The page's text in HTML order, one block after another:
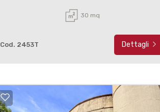
30 mq
Cod. 2453T Dettagli